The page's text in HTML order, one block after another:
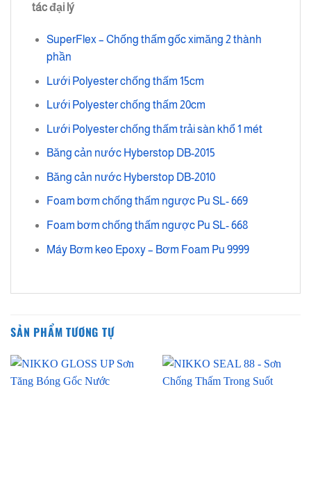
tác đại lý
SuperFlex – Chống thấm gốc ximăng 2 thành
phần
Lưới Polyester chống thấm 15cm
Lưới Polyester chống thấm 20cm
Lưới Polyester chống thấm trải sàn khổ 1 mét
Băng cản nước Hyberstop DB-2015
Băng cản nước Hyberstop DB-2010
Foam bơm chống thấm ngược Pu SL- 669
Foam bơm chống thấm ngược Pu SL- 668
Máy Bơm keo Epoxy – Bơm Foam Pu 9999
SẢN PHẨM TƯƠNG TỰ